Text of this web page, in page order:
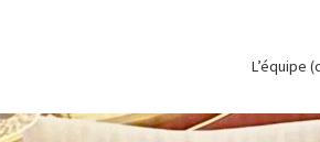
L’équipe